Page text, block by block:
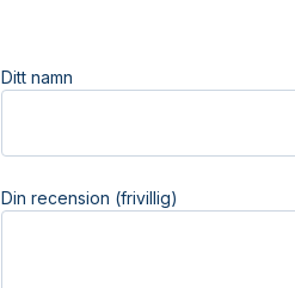
Ditt namn
Din recension (frivillig)